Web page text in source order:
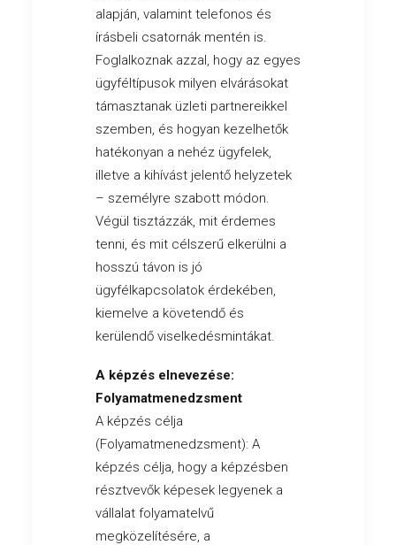
alapján, valamint telefonos és
írásbeli csatornák mentén is.
Foglalkoznak azzal, hogy az egyes
ügyféltípusok milyen elvárásokat
támasztanak üzleti partnereikkel
szemben, és hogyan kezelhetők
hatékonyan a nehéz ügyfelek,
illetve a kihívást jelentő helyzetek
– személyre szabott módon.
Végül tisztázzák, mit érdemes
tenni, és mit célszerű elkerülni a
hosszú távon is jó
ügyfélkapcsolatok érdekében,
kiemelve a követendő és
kerülendő viselkedésmintákat.
A képzés elnevezése:
Folyamatmenedzsment
A képzés célja
(Folyamatmenedzsment): A
képzés célja, hogy a képzésben
résztvevők képesek legyenek a
vállalat folyamatelvű
megközelítésére, a